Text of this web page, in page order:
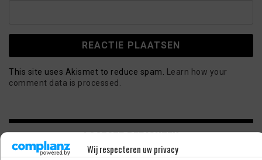
Wij respecteren uw privacy
This site uses Akismet to reduce spam. Learn how your
comment data is processed.
LAATSTE BERICHTEN